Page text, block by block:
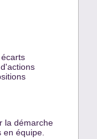
la démarche
équipe.